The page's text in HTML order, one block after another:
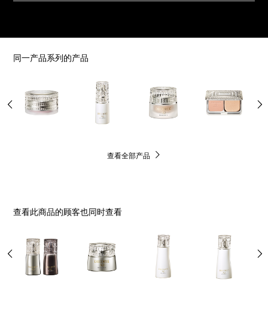
同一产品系列的产品
查看全部产品
查看此商品的顾客也同时查看